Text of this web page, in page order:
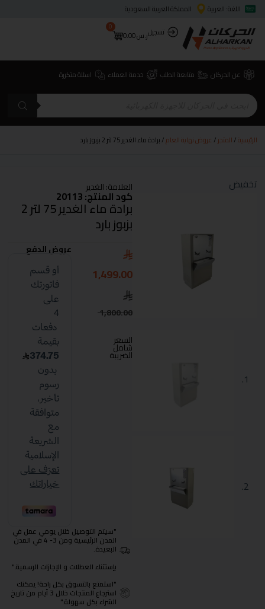
اللغة: العربية
المملكة العربية السعودية
تسجيلر.س0.00
0
عن الحركان متابعة الطلب خدمة العملاء اسئلة متكررة
الرئيسية/المتجر/عروض نهاية العام/ برادة ماء الغدير 75 لتر 2 بزبوز بارد
تخفيض العلامة:الغدير
كود المنتج: 20113
برادة ماء الغدير 75 لتر 2
بزبوز بارد
1,800.00
1,499.00
السعر
شامل
الضريبة
عروض الدفع
"سيتم التوصيل خلال يومي عمل في
المدن الرئيسية ومن 3- 4 في المدن
البعيدة.
بإستثناء العطلات و الإجازات الرسمية."
"استمتع بالتسوق بكل راحة! يمكنك
استرجاع المنتجات خلال 3 أيام من تاريخ
الشراء بكل سهولة."